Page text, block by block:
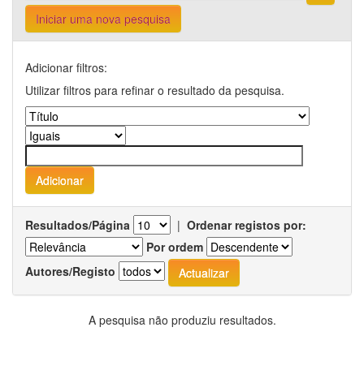
Iniciar uma nova pesquisa
Adicionar filtros:
Utilizar filtros para refinar o resultado da pesquisa.
Resultados/Página | Ordenar registos por:
Por ordem
Autores/Registo
A pesquisa não produziu resultados.